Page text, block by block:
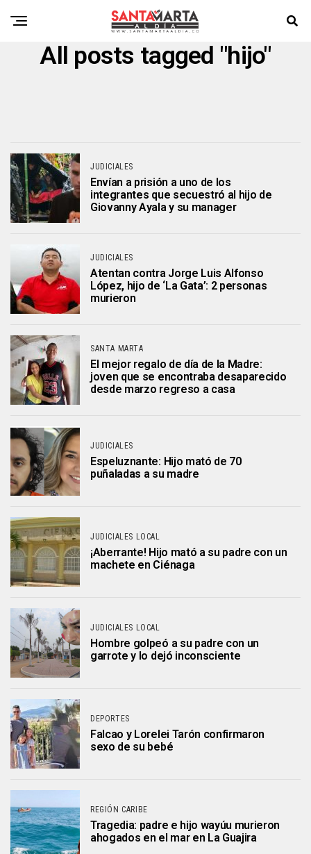
All posts tagged "hijo"
JUDICIALES
Envían a prisión a uno de los
integrantes que secuestró al hijo de
Giovanny Ayala y su manager
JUDICIALES
Atentan contra Jorge Luis Alfonso
López, hijo de ‘La Gata’: 2 personas
murieron
SANTA MARTA
El mejor regalo de día de la Madre:
joven que se encontraba desaparecido
desde marzo regreso a casa
JUDICIALES
Espeluznante: Hijo mató de 70
puñaladas a su madre
JUDICIALES LOCAL
¡Aberrante! Hijo mató a su padre con un
machete en Ciénaga
JUDICIALES LOCAL
Hombre golpeó a su padre con un
garrote y lo dejó inconsciente
DEPORTES
Falcao y Lorelei Tarón confirmaron
sexo de su bebé
REGIÓN CARIBE
Tragedia: padre e hijo wayúu murieron
ahogados en el mar en La Guajira